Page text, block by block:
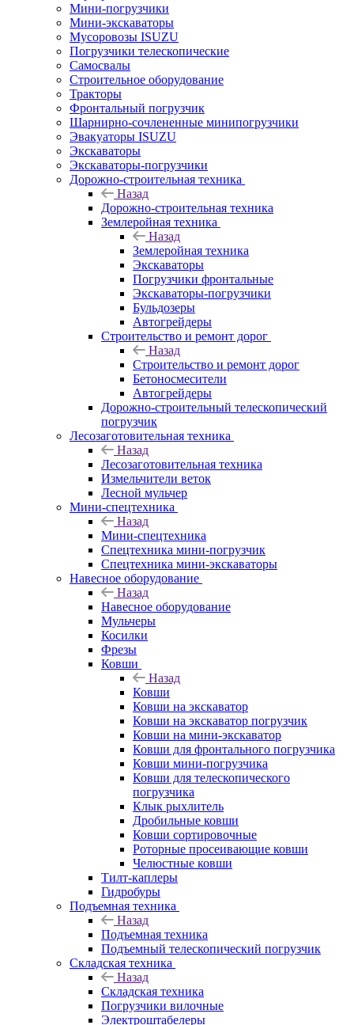
Мини-погрузчики
Мини-экскаваторы
Мусоровозы ISUZU
Погрузчики телескопические
Самосвалы
Строительное оборудование
Тракторы
Фронтальный погрузчик
Шарнирно-сочлененные минипогрузчики
Эвакуаторы ISUZU
Экскаваторы
Экскаваторы-погрузчики
Дорожно-строительная техника
Назад
Дорожно-строительная техника
Землеройная техника
Назад
Землеройная техника
Экскаваторы
Погрузчики фронтальные
Экскаваторы-погрузчики
Бульдозеры
Автогрейдеры
Строительство и ремонт дорог
Назад
Строительство и ремонт дорог
Бетоносмесители
Автогрейдеры
Дорожно-строительный телескопический
погрузчик
Лесозаготовительная техника
Назад
Лесозаготовительная техника
Измельчители веток
Лесной мульчер
Мини-спецтехника
Назад
Мини-спецтехника
Спецтехника мини-погрузчик
Спецтехника мини-экскаваторы
Навесное оборудование
Назад
Навесное оборудование
Мульчеры
Косилки
Фрезы
Ковши
Назад
Ковши
Ковши на экскаватор
Ковши на экскаватор погрузчик
Ковши на мини-экскаватор
Ковши для фронтального погрузчика
Ковши мини-погрузчика
Ковши для телескопического
погрузчика
Клык рыхлитель
Дробильные ковши
Ковши сортировочные
Роторные просеивающие ковши
Челюстные ковши
Тилт-каплеры
Гидробуры
Подъемная техника
Назад
Подъемная техника
Подъемный телескопический погрузчик
Складская техника
Назад
Складская техника
Погрузчики вилочные
Электроштабелеры